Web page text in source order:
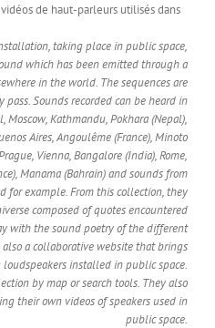
de haut-parleurs utilisés dans
taking place in public space,
which has been emitted through a
in the world. The sequences are
Sounds recorded can be heard in
Moscow, Kathmandu, Pokhara (Nepal),
Aires, Angoulême (France), Minoto
Vienna, Bangalore (India), Rome,
Manama (Bahrain) and sounds from
for example. From this collection, they
composed of quotes encountered
with the sound poetry of the different
also a collaborative website that brings
installed in public space.
by map or search tools. They also
their own videos of speakers used in
public space.